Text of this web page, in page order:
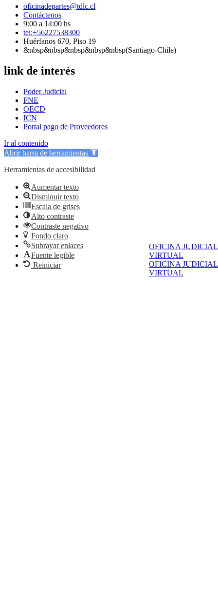
OFICINA JUDICIAL
VIRTUAL
OFICINA JUDICIAL
VIRTUAL
oficinadepartes@tdlc.cl
Contáctenos
9:00 a 14:00 hs
tel:+56227538300
Huérfanos 670, Piso 19
&nbsp&nbsp&nbsp&nbsp&nbsp(Santiago-Chile)
link de interés
Poder Judicial
FNE
OECD
ICN
Portal pago de Proveedores
Ir al contenido
Abrir barra de herramientas
Herramientas de accesibilidad
Aumentar texto
Disminuir texto
Escala de grises
Alto contraste
Contraste negativo
Fondo claro
Subrayar enlaces
Fuente legible
Reiniciar